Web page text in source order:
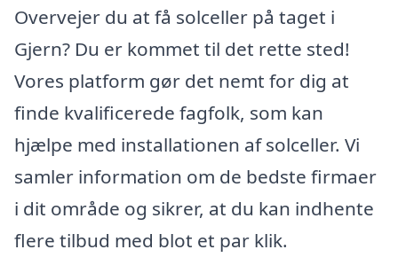
Overvejer du at få solceller på taget i
Gjern? Du er kommet til det rette sted!
Vores platform gør det nemt for dig at
finde kvalificerede fagfolk, som kan
hjælpe med installationen af solceller. Vi
samler information om de bedste firmaer
i dit område og sikrer, at du kan indhente
flere tilbud med blot et par klik.